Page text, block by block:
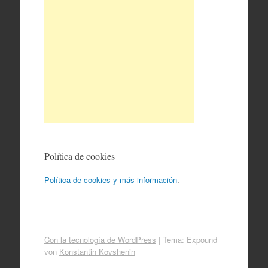
Política de cookies
Política de cookies y más información.
Con la tecnología de WordPress | Tema: Expound
von Konstantin Kovshenin